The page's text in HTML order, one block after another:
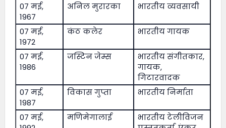
07 मई,
1967
अनिल मुरारका भारतीय व्यवसायी
07 मई,
1972
कंठ कलेर भारतीय गायक
07 मई,
1986
जस्टिन जेम्स
भारतीय संगीतकार,
गायक,
गिटारवादक
07 मई,
1987
विकास गुप्ता भारतीय निर्माता
07 मई,
मणिमेगालाई
भारतीय टेलीविजन